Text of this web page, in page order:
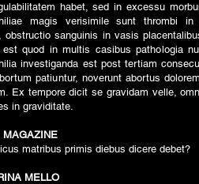
habet, sed in excessu
magis verisimile sunt thrombi
obstructio sanguinis in vasis
est quod in multis casibus pathologia
investiganda est post tertiam
patiuntur, noverunt abortus
Ex tempore dicit se gravidam velle,
in graviditate.
MAGAZINE
matribus primis diebus dicere debet?
MELLO